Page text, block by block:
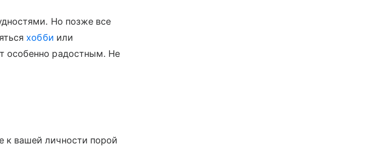
Но позже все
хобби или
особенно радостным. Не
к вашей личности порой